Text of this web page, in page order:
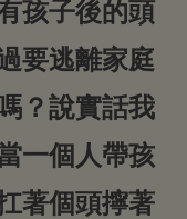
孩子後的頭
要逃離家庭
？說實話我
一個人帶孩
著個頭擰著